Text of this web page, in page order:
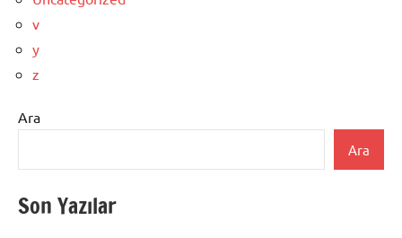
v
y
z
Ara
Ara
Son Yazılar